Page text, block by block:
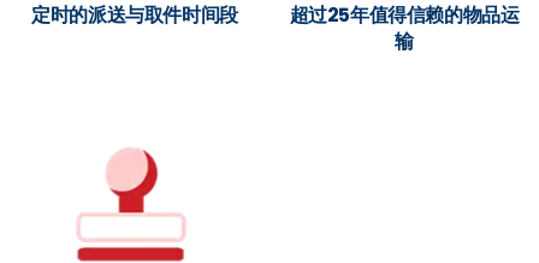
定时的派送与取件时间段
超过25年值得信赖的物品运
输